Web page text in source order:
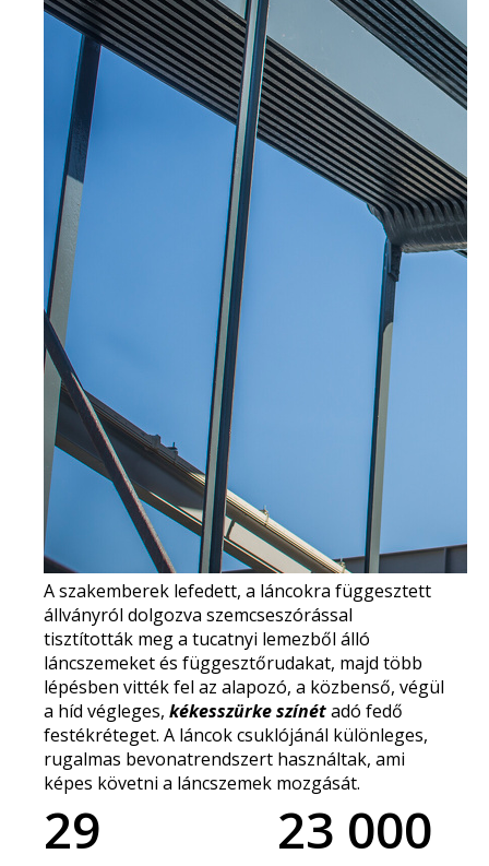
A szakemberek lefedett, a láncokra függesztett
állványról dolgozva szemcseszórással
tisztították meg a tucatnyi lemezből álló
láncszemeket és függesztőrudakat, majd több
lépésben vitték fel az alapozó, a közbenső, végül
a híd végleges, kékesszürke színétadó fedő
festékréteget. A láncok csuklójánál különleges,
rugalmas bevonatrendszert használtak, ami
képes követni a láncszemek mozgását.
29 23 000